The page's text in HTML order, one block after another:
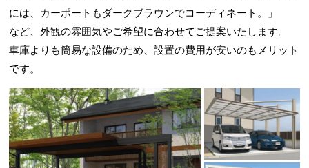
には、カーポートもダークブラウンでコーディネート。」
など、外観の雰囲気やご希望に合わせてご提案いたします。
車庫よりも簡易な設備のため、設置の費用が安いのもメリット
です。